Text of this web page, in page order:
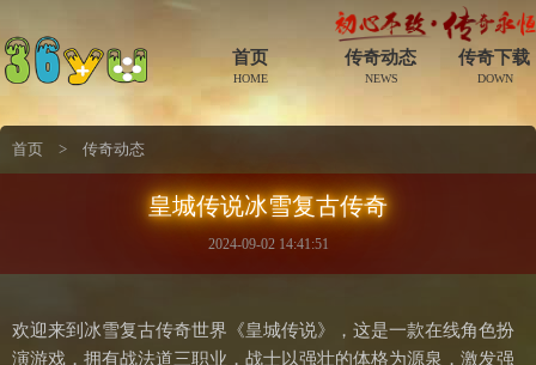
首页
HOME
传奇动态
NEWS
传奇下载
DOWN
首页 > 传奇动态
皇城传说冰雪复古传奇
2024-09-02 14:41:51
欢迎来到冰雪复古传奇世界《皇城传说》，这是一款在线角色扮
演游戏，拥有战法道三职业，战士以强壮的体格为源泉，激发强